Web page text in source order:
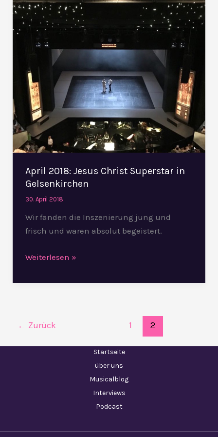
April 2018: Jesus Christ Superstar in
Gelsenkirchen
30. April 2018
Wir fanden die Inszenierung jung und
frisch und waren absolut begeistert.
Christ
Superstar
Gelsenkirchen
Weiterlesen »
← Zurück 1 2
Startseite
über uns
Musicalblog
Interviews
Podcast